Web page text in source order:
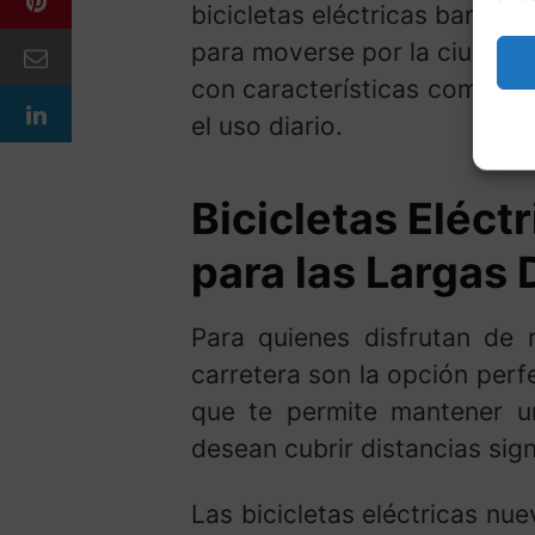
bicicletas eléctricas baratas
para moverse por la
con características como
el uso diario.
Bicicletas
para las Largas
Para quienes disfrutan
carretera son la opción
que te permite mantener
desean cubrir distancias
Las bicicletas eléctricas